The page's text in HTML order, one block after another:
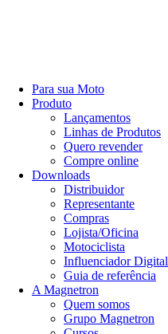
Para sua Moto
Produto
Lançamentos
Linhas de Produtos
Quero revender
Compre online
Downloads
Distribuidor
Representante
Compras
Lojista/Oficina
Motociclista
Influenciador Digital
Guia de referência
A Magnetron
Quem somos
Grupo Magnetron